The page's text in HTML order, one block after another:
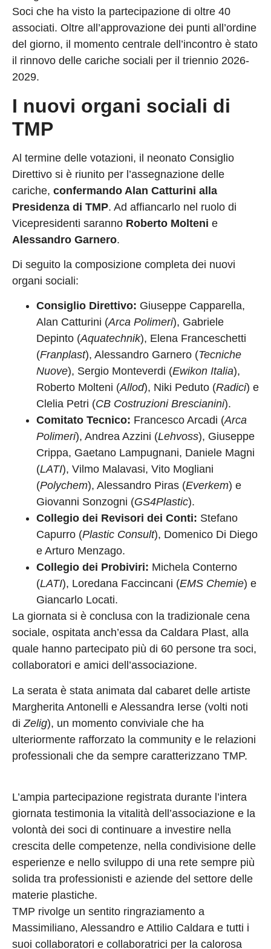
Soci che ha visto la partecipazione di oltre 40
associati. Oltre all’approvazione dei punti all’ordine
del giorno, il momento centrale dell’incontro è stato
il rinnovo delle cariche sociali per il triennio 2026-
2029.
I nuovi organi sociali di
TMP
Al termine delle votazioni, il neonato Consiglio
Direttivo si è riunito per l’assegnazione delle
cariche, confermando Alan Catturini alla
Presidenza di TMP. Ad affiancarlo nel ruolo di
Vicepresidenti saranno Roberto Molteni e
Alessandro Garnero.
Di seguito la composizione completa dei nuovi
organi sociali:
Consiglio Direttivo: Giuseppe Capparella,
Alan Catturini (Arca Polimeri), Gabriele
Depinto (Aquatechnik), Elena Franceschetti
(Franplast), Alessandro Garnero (Tecniche
Nuove), Sergio Monteverdi (Ewikon Italia),
Roberto Molteni (Allod), Niki Peduto (Radici) e
Clelia Petri (CB Costruzioni Brescianini).
Comitato Tecnico: Francesco Arcadi (Arca
Polimeri), Andrea Azzini (Lehvoss), Giuseppe
Crippa, Gaetano Lampugnani, Daniele Magni
(LATI), Vilmo Malavasi, Vito Mogliani
(Polychem), Alessandro Piras (Everkem) e
Giovanni Sonzogni (GS4Plastic).
Collegio dei Revisori dei Conti: Stefano
Capurro (Plastic Consult), Domenico Di Diego
e Arturo Menzago.
Collegio dei Probiviri: Michela Conterno
(LATI), Loredana Faccincani (EMS Chemie) e
Giancarlo Locati.
La giornata si è conclusa con la tradizionale cena
sociale, ospitata anch’essa da Caldara Plast, alla
quale hanno partecipato più di 60 persone tra soci,
collaboratori e amici dell’associazione.
La serata è stata animata dal cabaret delle artiste
Margherita Antonelli e Alessandra Ierse (volti noti
di Zelig), un momento conviviale che ha
ulteriormente rafforzato la community e le relazioni
professionali che da sempre caratterizzano TMP.
L’ampia partecipazione registrata durante l’intera
giornata testimonia la vitalità dell’associazione e la
volontà dei soci di continuare a investire nella
crescita delle competenze, nella condivisione delle
esperienze e nello sviluppo di una rete sempre più
solida tra professionisti e aziende del settore delle
materie plastiche.
TMP rivolge un sentito ringraziamento a
Massimiliano, Alessandro e Attilio Caldara e tutti i
suoi collaboratori e collaboratrici per la calorosa